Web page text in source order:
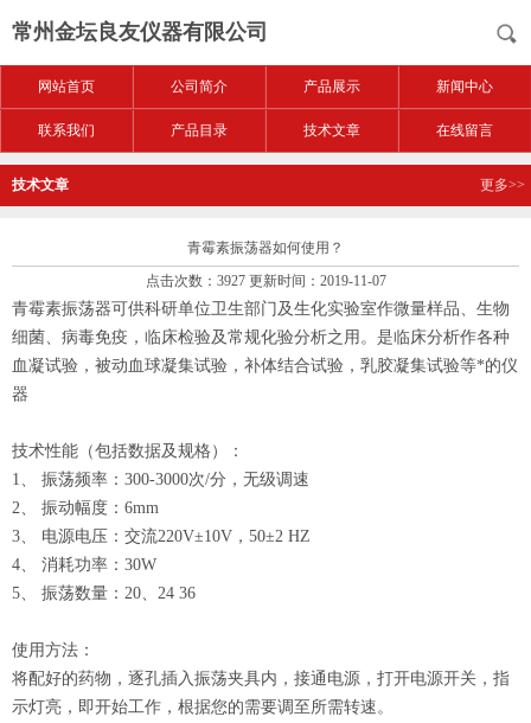
常州金坛良友仪器有限公司
网站首页 公司简介 产品展示 新闻中心
联系我们 产品目录 技术文章 在线留言
技术文章 更多>>
青霉素振荡器如何使用？
点击次数：3927 更新时间：2019-11-07
青霉素振荡器可供科研单位卫生部门及生化实验室作微量样品、生物
细菌、病毒免疫，临床检验及常规化验分析之用。是临床分析作各种
血凝试验，被动血球凝集试验，补体结合试验，乳胶凝集试验等*的仪
器
技术性能（包括数据及规格）：
1、 振荡频率：300-3000次/分，无级调速
2、 振动幅度：6mm
3、 电源电压：交流220V±10V，50±2 HZ
4、 消耗功率：30W
5、 振荡数量：20、24 36
使用方法：
将配好的药物，逐孔插入振荡夹具内，接通电源，打开电源开关，指
示灯亮，即开始工作，根据您的需要调至所需转速。